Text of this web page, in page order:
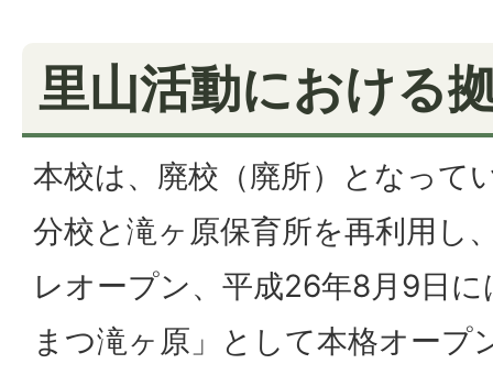
里山活動における
本校は、廃校（廃所）となって
分校と滝ヶ原保育所を再利用し
レオープン、平成26年8月9日
まつ滝ヶ原」として本格オープ